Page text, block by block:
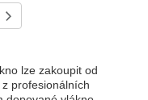
lze zakoupit od
profesionálních